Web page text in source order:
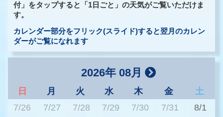
付」をタップすると「1日ごと」の天気がご覧いただけま
す。
カレンダー部分をフリック(スライド)すると翌月のカレン
ダーがご覧になれます
2026年 08月
日 月 火 水 木 金
土
7/26
7/27 7/28 7/29 7/30 7/31 8/1